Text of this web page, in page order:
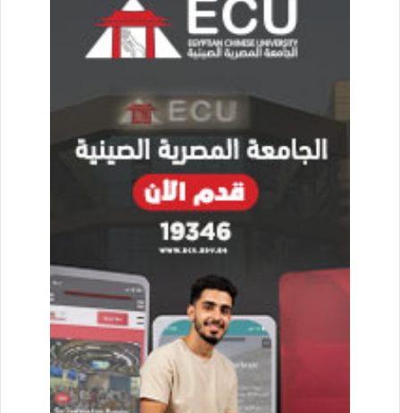
للعاصمة الإدارية الجديدة، فضلا عن وضع مقترح لخارطة الطريق أو
إطار العمل التنموي لهاتين المرحلتين في إطاره التكاملي.
الاعتبار العوامل ذات التأثير على صياغة رؤية التنمية وصياغة القوام
الاقتصادي في مشروع العاصمة الإدارية، والتي تنطلق من رؤية مصر
2030 ومتطلبات التنمية العمرانية والتنمية المستدامة، إلى جانب
المخطط القومي لمصر، حيث تعد العاصمة الإدارية الجديدة هي أحد
المشروعات القومية الكبرى، فضلا عن توجهات السياسة القومية
للتحضير لمصر 2050 وتحول إقليم القاهرة الكبرى إلى نمط الأقاليم
الكبرى، والاحتياج إلى مركز مال وأعمال رئيسي، مع مراعاة
متطلبات تحديث الاقتصاد المصري وتوطين أنشطة الريادة
الاقتصادية، والعمل على تحفير الأنشطة القادرة على استعادة النمو
وأضاف وزير الإسكان: هذه الأهداف القومية من شأنها أن تدعم
جاذبية القاهرة الكبرى كواحة للاستثمار الأجنبي المباشر في قارة
إفريقيا، وتدعم دور القاهرة الكبرى كمركز لريادة الأعمال والبحث